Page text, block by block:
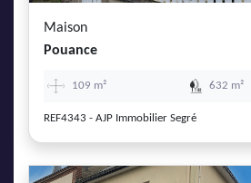
Maison
Pouance
109 m² 632 m²
REF4343 - AJP Immobilier Segré